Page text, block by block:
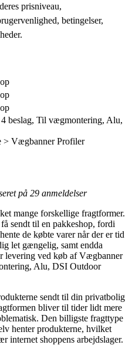
prisniveau,
betingelser,
beslag, Til vægmontering, Alu,
> Vægbanner Profiler
på 29 anmeldelser
mange forskellige fragtformer.
sendt til en pakkeshop, fordi
de købte varer når der er tid
let gængelig, samt endda
levering ved køb af Vægbanner
Alu, DSI Outdoor
sendt til din privatbolig
bliver til tider lidt mere
Den billigste fragttype
henter produkterne, hvilket
internet shoppens arbejdslager.